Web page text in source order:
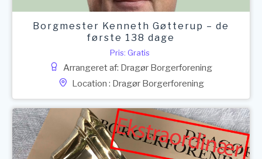
Borgmester Kenneth Gøtterup – de
første 138 dage
Pris: Gratis
Arrangeret af: Dragør Borgerforening
Location : Dragør Borgerforening